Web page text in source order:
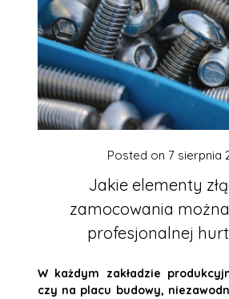
Jakie elementy
zamocowania
profesjonalnej
Posted on 7 sierpnia
W każdym zakładzie
czy na placu budowy,